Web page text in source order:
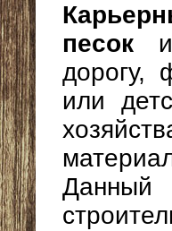
песок
дорогу,
или